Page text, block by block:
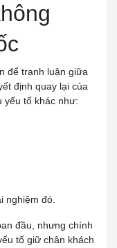
để tranh luận giữa
định quay lại của
yếu tố khác như:
nghiệm đó.
đầu, nhưng chính
tố giữ chân khách